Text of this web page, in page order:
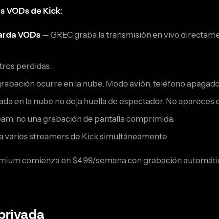
VODs de Kick:
VODs — GREC graba la transmisión en vivo
perdidas.
ocurre en la nube. Modo avión, teléfono
en la nube no deja huella de espectador. No apareces
no una grabación de pantalla comprimida.
varios streamers de Kick simultáneamente.
comienza en $4.99/semana con grabación